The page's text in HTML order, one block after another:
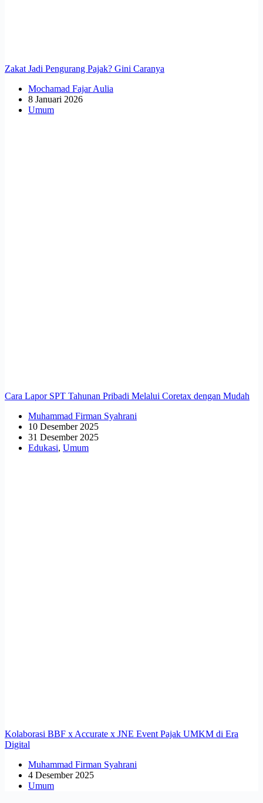
Zakat Jadi Pengurang Pajak? Gini Caranya
Mochamad Fajar Aulia
8 Januari 2026
Umum
Cara Lapor SPT Tahunan Pribadi Melalui Coretax dengan Mudah
Muhammad Firman Syahrani
10 Desember 2025
31 Desember 2025
Edukasi, Umum
Kolaborasi BBF x Accurate x JNE Event Pajak UMKM di Era
Digital
Muhammad Firman Syahrani
4 Desember 2025
Umum